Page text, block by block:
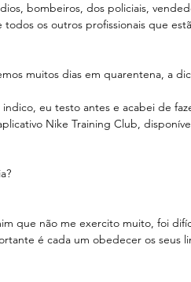
bombeiros, dos policiais,
os outros profissionais que
muitos dias em quarentena, a
eu testo antes e acabei de
Nike Training Club,
que não me exercito muito, foi
é cada um obedecer os seus